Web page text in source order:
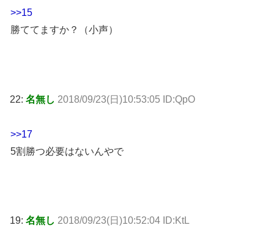
>>15
勝ててますか？（小声）
22: 名無し 2018/09/23(日)10:53:05 ID:QpO
>>17
5割勝つ必要はないんやで
19: 名無し 2018/09/23(日)10:52:04 ID:KtL